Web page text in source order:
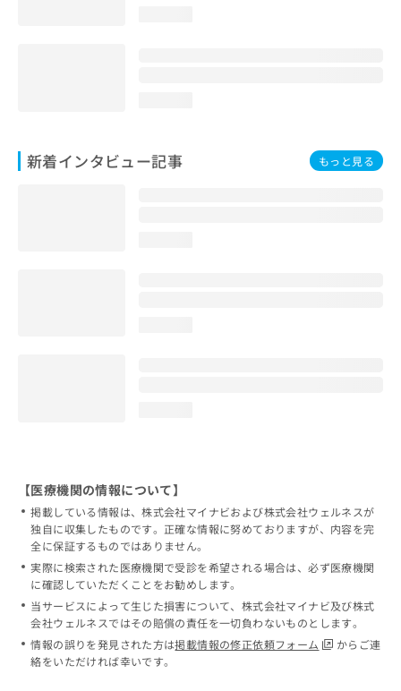
新着インタビュー記事 もっと見る
【医療機関の情報について】
掲載している情報は、株式会社マイナビおよび株式会社ウェルネスが
独自に収集したものです。正確な情報に努めておりますが、内容を完
全に保証するものではありません。
実際に検索された医療機関で受診を希望される場合は、必ず医療機関
に確認していただくことをお勧めします。
当サービスによって生じた損害について、株式会社マイナビ及び株式
会社ウェルネスではその賠償の責任を一切負わないものとします。
情報の誤りを発見された方は掲載情報の修正依頼フォーム
からご連
絡をいただければ幸いです。